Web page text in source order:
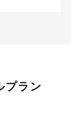
プラン